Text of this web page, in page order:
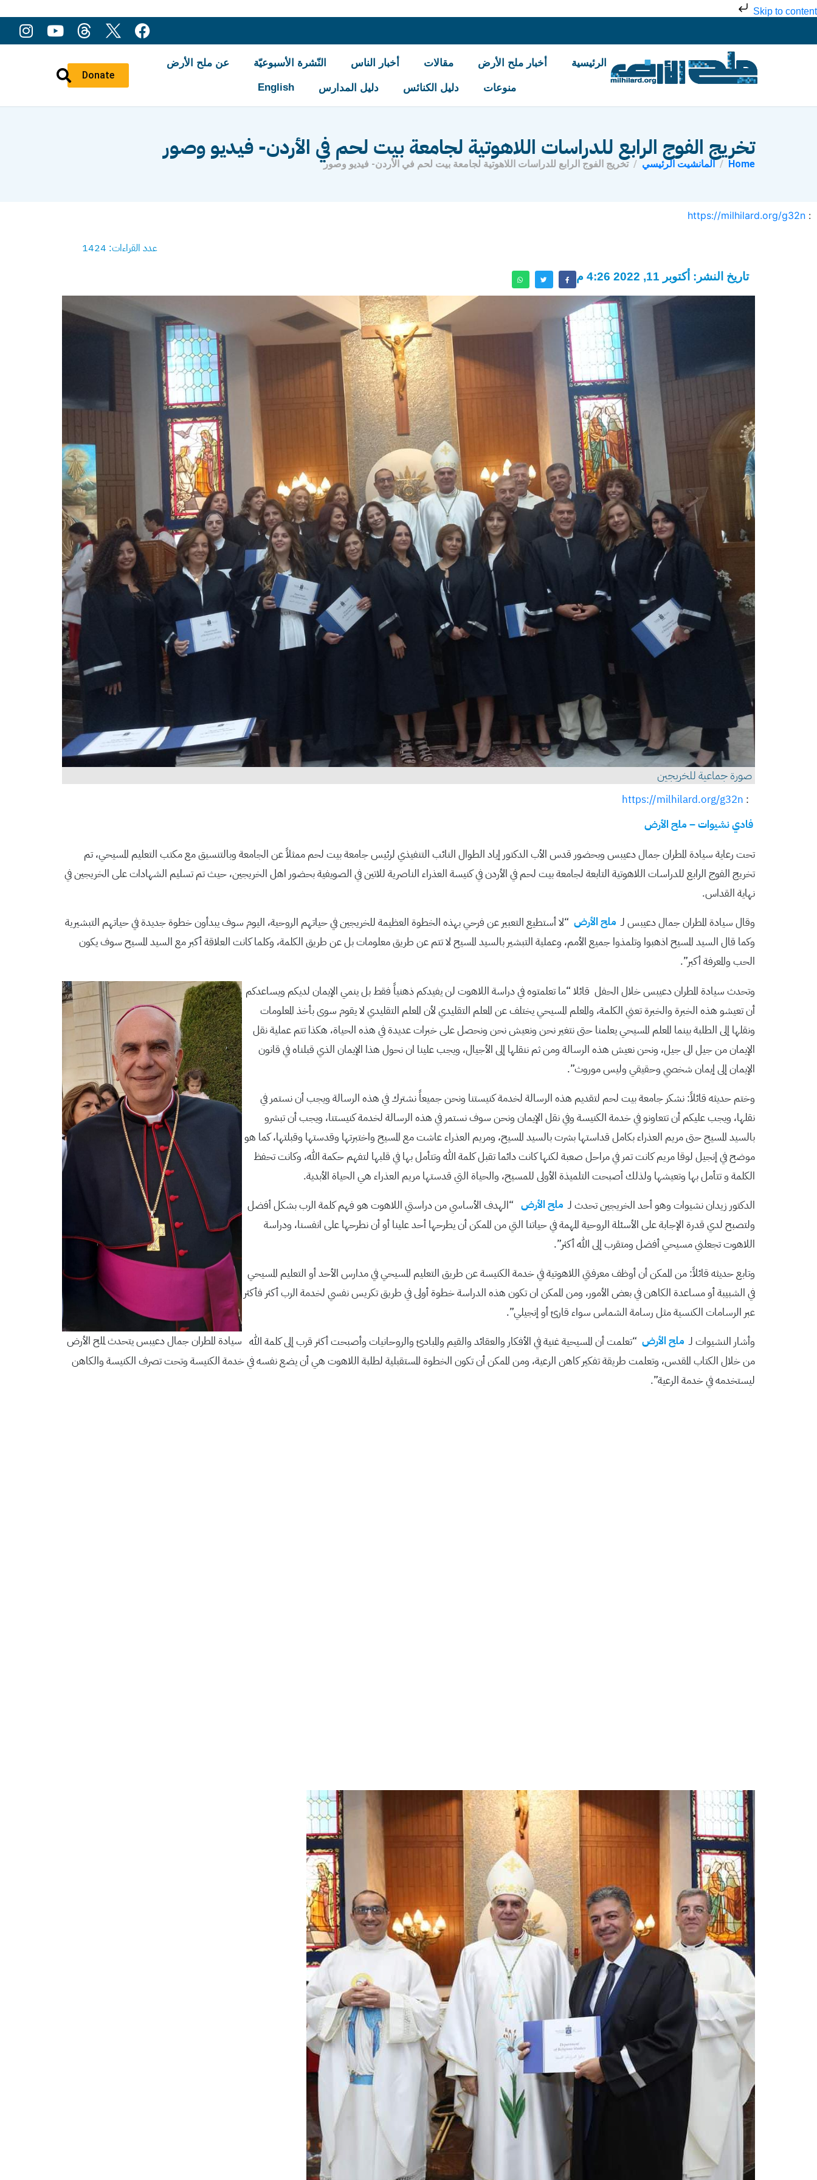
Skip to content
Donate
الرئيسية أخبار ملح الأرض مقالات أخبار الناس النّشرة الأسبوعيّة عن ملح الأرض
منوعات دليل الكنائس دليل المدارس English
تخريج الفوج الرابع للدراسات اللاهوتية لجامعة بيت لحم في الأردن- فيديو وصور
Home المانشيت الرئيسي تخريج الفوج الرابع للدراسات اللاهوتية لجامعة بيت لحم في الأردن- فيديو وصور
:
https://milhilard.org/g32n
عدد القراءات: 1424
تاريخ النشر: أكتوبر 11, 2022 4:26 م
صورة جماعية للخريجين
:
https://milhilard.org/g32n
فادي نشيوات – ملح الأرض
تحت رعاية سيادة المطران جمال دعيبس وبحضور قدس الأب الدكتور إياد الطوال النائب التنفيذي لرئيس جامعة بيت لحم ممثلاً عن الجامعة وبالتنسيق مع مكتب التعليم المسيحي، تم
تخريج الفوج الرابع للدراسات اللاهوتية التابعة لجامعة بيت لحم في الأردن في كنيسة العذراء الناصرية للاتين في الصويفية بحضور اهل الخريجين، حيث تم تسليم الشهادات على الخريجين في
نهاية القداس.
وقال سيادة المطران جمال دعيبس لـ ملح الأرض “لا أستطيع التعبير عن فرحي بهذه الخطوة العظيمة للخريجين في حياتهم الروحية، اليوم سوف يبدأون خطوة جديدة في حياتهم التبشيرية
وكما قال السيد المسيح اذهبوا وتلمذوا جميع الأمم، وعملية التبشير بالسيد المسيح لا تتم عن طريق معلومات بل عن طريق الكلمة، وكلما كانت العلاقة أكبر مع السيد المسيح سوف يكون
الحب والمعرفة أكبر”.
سيادة المطران جمال دعيبس يتحدث لملح الأرض
وتحدث سيادة المطران دعيبس خلال الحفل قائلا “ما تعلمتوه في دراسة اللاهوت لن يفيدكم ذهنياً فقط بل ينمي الإيمان لديكم ويساعدكم
أن تعيشو هذه الخبرة والخبرة تعني الكلمة، والمعلم المسيحي يختلف عن المعلم التقليدي لأن المعلم التقليدي لا يقوم سوى بأخذ المعلومات
ونقلها إلى الطلبة بينما المعلم المسيحي يعلمنا حتى نتغير نحن ونعيش نحن ونحصل على خبرات عديدة في هذه الحياة، هكذا تتم عملية نقل
الإيمان من جيل الى جيل، ونحن نعيش هذه الرسالة ومن ثم ننقلها إلى الأجيال، ويجب علينا ان نحول هذا الإيمان الذي قبلناه في قانون
الإيمان إلى إيمان شخصي وحقيقي وليس موروث”.
وختم حديثه قائلاً: نشكر جامعة بيت لحم لتقديم هذه الرسالة لخدمة كنيستنا ونحن جميعاً نشترك في هذه الرسالة ويجب أن نستمر في
نقلها، ويجب عليكم أن تتعاونو في خدمة الكنيسة وفي نقل الإيمان ونحن سوف نستمر في هذه الرسالة لخدمة كنيستنا، ويجب أن تبشرو
بالسيد المسيح حتى مريم العذراء بكامل قداستها بشرت بالسيد المسيح، ومريم العذراء عاشت مع المسيح واختبرتها وقدستها وقبلتها، كما هو
موضح في إنجيل لوقا مريم كانت تمر في مراحل صعبة لكنها كانت دائما تقبل كلمة الله وتتأمل بها في قلبها لتفهم حكمة الله، وكانت تحفظ
الكلمة و تتأمل بها وتعيشها ولذلك أصبحت التلميذة الأولى للمسيح، والحياة التي قدستها مريم العذراء هي الحياة الأبدية.
الدكتور زيدان نشيوات وهو أحد الخريجين تحدث لـ ملح الأرض “الهدف الأساسي من دراستي اللاهوت هو فهم كلمة الرب بشكل أفضل
ولتصبح لدي قدرة الإجابة على الأسئلة الروحية المهمة في حياتنا التي من الممكن أن يطرحها أحد علينا أو أن نطرحها على انفسنا، ودراسة
اللاهوت تجعلني مسيحي أفضل ومتقرب إلى الله أكثر”.
وتابع حديثه قائلاً: من الممكن أن أوظف معرفتي اللاهوتية في خدمة الكنيسة عن طريق التعليم المسيحي في مدارس الأحد أو التعليم المسيحي
في الشبيبة أو مساعدة الكاهن في بعض الأمور، ومن الممكن ان تكون هذه الدراسة خطوة أولى في طريق تكريس نفسي لخدمة الرب أكثر فأكثر
عبر الرسامات الكنسية مثل رسامة الشماس سواء قارئ أو إنجيلي”.
وأشار النشيوات لـ ملح الأرض “تعلمت أن المسيحية غنية في الأفكار والعقائد والقيم والمبادئ والروحانيات وأصبحت أكثر قرب إلى كلمة الله
من خلال الكتاب المقدس، وتعلمت طريقة تفكير كاهن الرعية، ومن الممكن أن تكون الخطوة المستقبلية لطلبة اللاهوت هي أن يضع نفسه في خدمة الكنيسة وتحت تصرف الكنيسة والكاهن
ليستخدمه في خدمة الرعية”.